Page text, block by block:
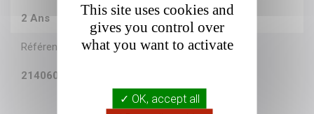
2 Ans
Référence
214060356
This site uses cookies and
gives you control over
what you want to activate
✓ OK, accept all